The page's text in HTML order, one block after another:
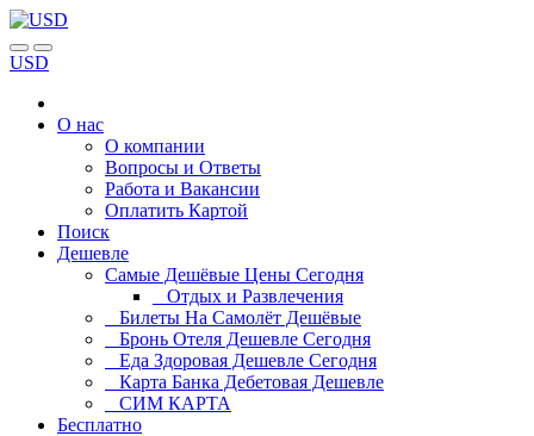
USD
О нас
О компании
Вопросы и Ответы
Работа и Вакансии
Оплатить Картой
Поиск
Дешевле
Самые Дешёвые Цены Сегодня
Отдых и Развлечения
Билеты На Самолёт Дешёвые
Бронь Отеля Дешевле Сегодня
Еда Здоровая Дешевле Сегодня
Карта Банка Дебетовая Дешевле
СИМ КАРТА
Бесплатно